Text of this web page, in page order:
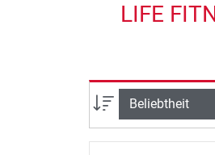
LIFE
Sortierung